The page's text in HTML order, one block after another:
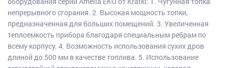
непрерывного сгорания. 2. Высокая мощность топки,
предназначенная для больших помещений. 3. Увеличенная
теплоемкость прибора благодаря специальным ребрам по
всему корпусу. 4. Возможность использования сухих дров
длиной до 500 мм в качестве топлива. 5. Использование